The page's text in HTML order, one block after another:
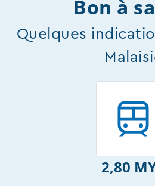
Bon à
Quelques
2,80